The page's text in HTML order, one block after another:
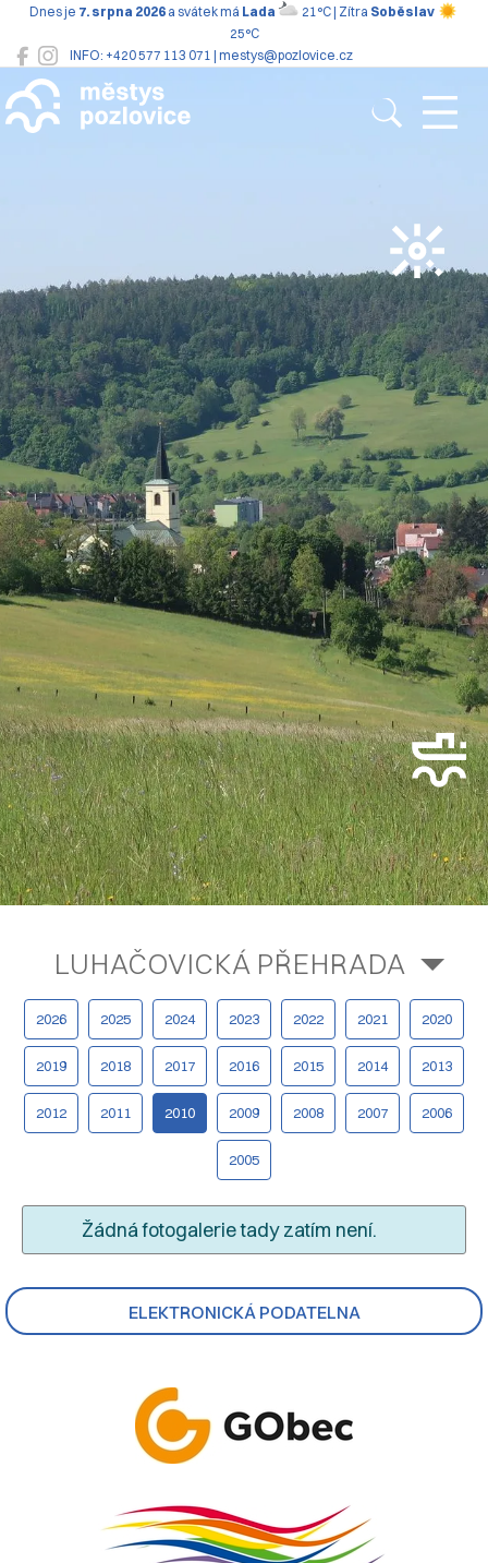
INFO: +420 577 113 071 | mestys@pozlovice.cz
Dnes je 7. srpna 2026 a svátek má Lada 21°C | Zítra Soběslav
25°C
Pozlovice
ELEKTRONICKÁ PODATELNA
LUHAČOVICKÁ PŘEHRADA
2026 2025 2024 2023 2022 2021 2020
2019 2018 2017 2016 2015 2014 2013
2012 2011 2010 2009 2008 2007 2006
2005
Žádná fotogalerie tady zatím není.